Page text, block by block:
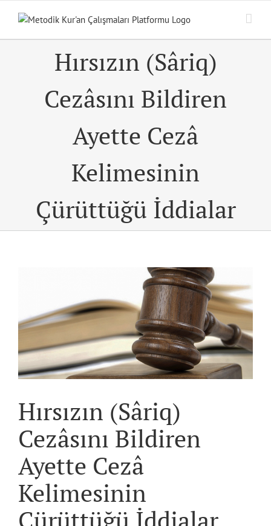
Hırsızın (Sâriq)
Cezâsını Bildiren
Ayette Cezâ
Kelimesinin
Çürüttüğü İddialar
Hırsızın (Sâriq)
Cezâsını Bildiren
Ayette Cezâ
Kelimesinin